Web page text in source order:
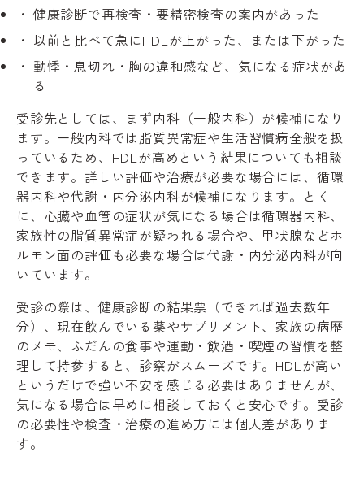
健康診断で再検査・要精密検査の案内があった
以前と比べて急にHDLが上がった、または下がった
動悸・息切れ・胸の違和感など、気になる症状があ
る
受診先としては、まず内科（一般内科）が候補になり
ます。一般内科では脂質異常症や生活習慣病全般を扱
っているため、HDLが高めという結果についても相談
できます。詳しい評価や治療が必要な場合には、循環
器内科や代謝・内分泌内科が候補になります。とく
に、心臓や血管の症状が気になる場合は循環器内科、
家族性の脂質異常症が疑われる場合や、甲状腺などホ
ルモン面の評価も必要な場合は代謝・内分泌内科が向
いています。
受診の際は、健康診断の結果票（できれば過去数年
分）、現在飲んでいる薬やサプリメント、家族の病歴
のメモ、ふだんの食事や運動・飲酒・喫煙の習慣を整
理して持参すると、診察がスムーズです。HDLが高い
というだけで強い不安を感じる必要はありませんが、
気になる場合は早めに相談しておくと安心です。受診
の必要性や検査・治療の進め方には個人差がありま
す。